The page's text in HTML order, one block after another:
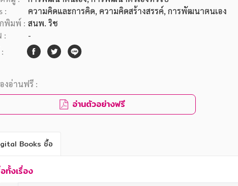
:
ความคิดและการคิด, ความคิดสร้างสรรค์, การพัฒนาตนเอง
พิมพ์ : สนพ. ริช
:
-
งอ่านฟรี :
อ่านตัวอย่างฟรี
Books ซื้อ
ทั้งเรื่อง